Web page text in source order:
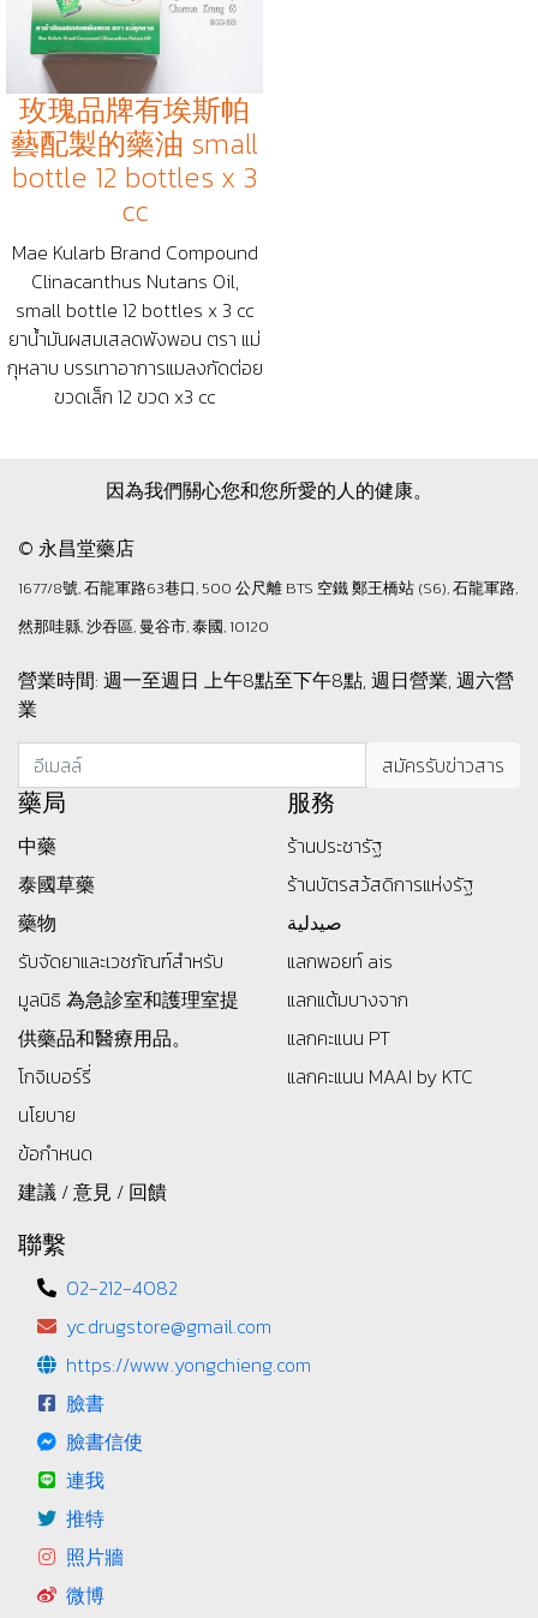
玫瑰品牌有埃斯帕
藝配製的藥油 small
bottle 12 bottles x 3
cc
Mae Kularb Brand Compound
Clinacanthus Nutans Oil,
small bottle 12 bottles x 3 cc
ยาน้ำมันผสมเสลดพังพอน ตรา แม่
กุหลาบ บรรเทาอาการแมลงกัดต่อย
ขวดเล็ก 12 ขวด x3 cc
因為我們關心您和您所愛的人的健康。
© 永昌堂藥店
1677/8號, 石龍軍路63巷口, 500 公尺離 BTS 空鐵 鄭王橋站 (S6), 石龍軍路,
然那哇縣, 沙吞區, 曼谷市, 泰國, 10120
營業時間: 週一至週日 上午8點至下午8點, 週日營業, 週六營
業
藥局
中藥
泰國草藥
藥物
รับจัดยาและเวชภัณฑ์สำหรับ
มูลนิธิ 為急診室和護理室提
供藥品和醫療用品。
โกจิเบอร์รี่
นโยบาย
ข้อกำหนด
建議 / 意見 / 回饋
服務
ร้านประชารัฐ
ร้านบัตรสว้สดิการแห่งรัฐ
صيدلية
แลกพอยท์ ais
แลกแต้มบางจาก
แลกคะแนน PT
แลกคะแนน MAAI by KTC
聯繫
02-212-4082
yc.drugstore@gmail.com
https://www.yongchieng.com
臉書
臉書信使
連我
推特
照片牆
微博